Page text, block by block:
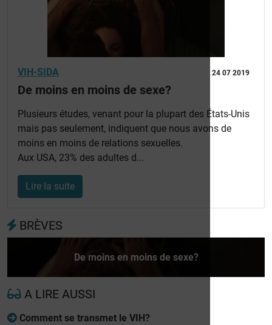
24 07 2019
VIH-SIDA
De moins en moins de sexe?
Plusieurs études, venant pour la plupart des États-Unis
mais pas seulement, indiquent que nous avons de
moins en moins de relations sexuelles.
Aux USA, 23% des adultes d...
Lire la suite
BRÈVES
De moins en moins de sexe?
A LIRE AUSSI
Comment se transmet le VIH?